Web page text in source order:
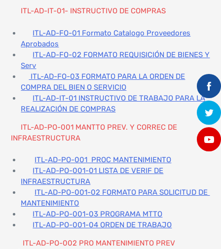
ITL-AD-IT-01- INSTRUCTIVO DE COMPRAS
ITL-AD-FO-01 Formato Catalogo Proveedores
Aprobados
ITL-AD-FO-02 FORMATO REQUISICIÓN DE BIENES Y
Serv
ITL-AD-FO-03 FORMATO PARA LA ORDEN DE
COMPRA DEL BIEN O SERVICIO
ITL-AD-IT-01 INSTRUCTIVO DE TRABAJO PARA LA
REALIZACIÓN DE COMPRAS
ITL-AD-PO-001 MANTTO PREV. Y CORREC DE
INFRAESTRUCTURA
ITL-AD-PO-001 PROC MANTENIMIENTO
ITL-AD-PO-001-01 LISTA DE VERIF DE
INFRAESTRUCTURA
ITL-AD-PO-001-02 FORMATO PARA SOLICITUD DE
MANTENIMIENTO
ITL-AD-PO-001-03 PROGRAMA MTTO
ITL-AD-PO-001-04 ORDEN DE TRABAJO
ITL-AD-PO-002 PRO MANTENIMIENTO PREV